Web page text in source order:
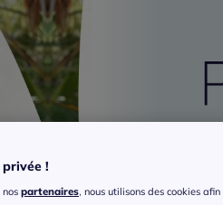
!
partenaires, nous utilisons des cookies